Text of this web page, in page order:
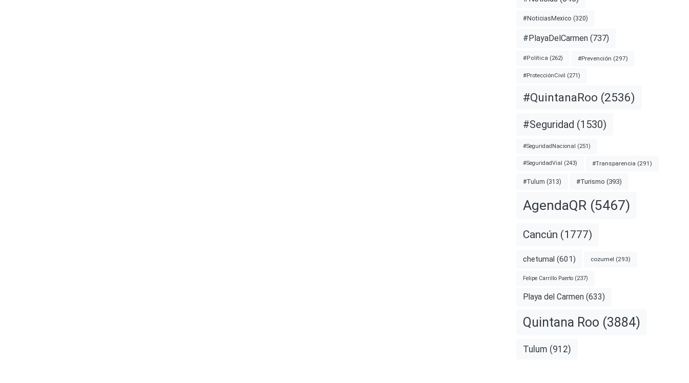
#NoticiasMexico (320)
#PlayaDelCarmen(737)
#Política (262) #Prevención (297)
#ProtecciónCivil (271)
#QuintanaRoo (2536)
#Seguridad (1530)
#SeguridadNacional (251)
#SeguridadVial (243) #Transparencia (291)
#Tulum (313) #Turismo (393)
AgendaQR(5467)
Cancún (1777)
chetumal (601) cozumel (293)
Felipe Carrillo Puerto(237)
Playa del Carmen (633)
Quintana Roo (3884)
Tulum (912)